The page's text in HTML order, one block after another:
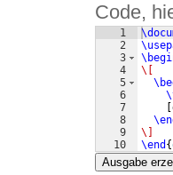
Code,
1
2
3
4
5
6
7
8
9
10
\[
\]
\end {
Ausgabe